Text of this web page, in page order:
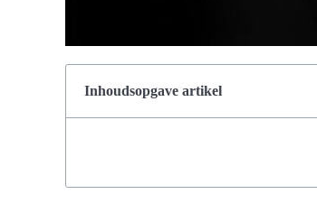
Inhoudsopgave artikel